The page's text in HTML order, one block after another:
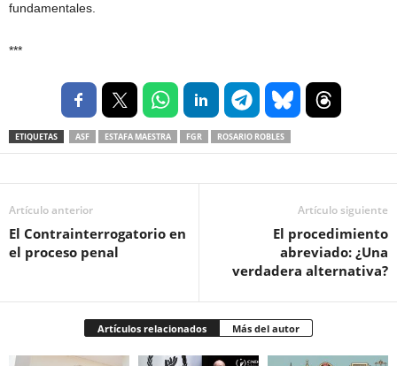
fundamentales.
***
ETIQUETAS ASF ESTAFA MAESTRA FGR ROSARIO ROBLES
Artículo anterior
El Contrainterrogatorio en
el proceso penal
Artículo siguiente
El procedimiento
abreviado: ¿Una
verdadera alternativa?
Artículos relacionados Más del autor